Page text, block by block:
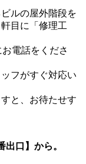
ルの屋外階段を
目に「修理工
お電話をくださ
フがすぐ対応い
と、お待たせす
出口】から。